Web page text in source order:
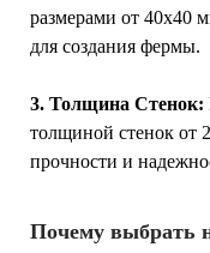
размерами от 40x40
для создания фермы.
3. Толщина Стенок:
толщиной стенок от
прочности и
Почему выбрать